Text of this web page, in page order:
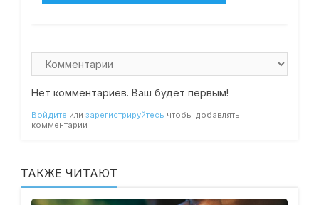
Нет комментариев. Ваш будет первым!
Войдите или зарегистрируйтесь чтобы добавлять
комментарии
ТАКЖЕ ЧИТАЮТ